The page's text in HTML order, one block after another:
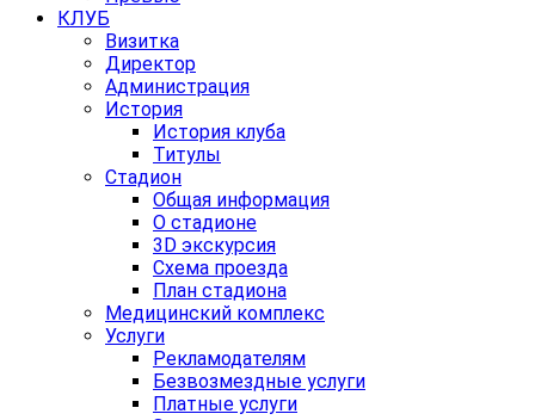
КЛУБ
Визитка
Директор
Администрация
История
История клуба
Титулы
Стадион
Общая информация
О стадионе
3D экскурсия
Схема проезда
План стадиона
Медицинский комплекс
Услуги
Рекламодателям
Безвозмездные услуги
Платные услуги